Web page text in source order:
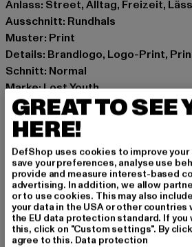
Anlass: Street, Alltag, Freizeit,
Ausschnitt: Rundhals
Muster: Print
Details: Brandlogo, Logo-Print,
Schnitt: Normal
Marke: Lost Youth
Kat.: T-Shirts
Farbe: schwarz
Hersteller Farbe: black
Materialzusammensetzung: 100%
Art.Nr: LY211-00007
Hersteller: TB International GmbH |
Dr.-Robert-Murjahn-Straße 7 |
DE
GREAT TO SEE
HERE!
DefShop uses cookies to improve
save your preferences, analyse use
provide and measure interest-based
advertising. In addition, we allow
or to use cookies. This may also
your data in the USA or other countries
the EU data protection standard. If you
this, click on "Custom settings". By
agree to this. Data protection